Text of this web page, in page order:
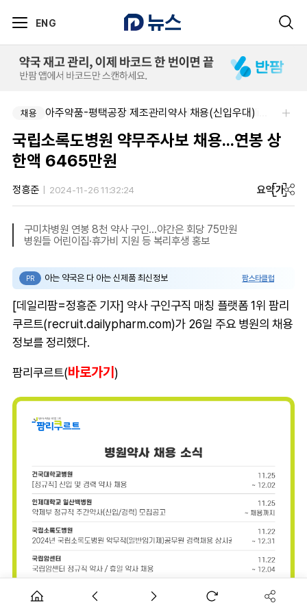
ENG
채용
채용 아주약품-평택공장 제조관리약사 채용(신입우대)
국립소록도병원 약무주사보 채용...연봉 상
한액 6465만원
정흥준 2024-11-26 11:32:24 요약가
구미차병원 연봉 8천 약사 구인...야간은 회당 75만원
병원들 어린이집·휴가비 지원 등 복리후생 홍보
PR 아는 약국은 다 아는 신제품 최신정보 팜스타클럽
[데일리팜=정흥준 기자] 약사 구인구직 매칭 플랫폼 1위 팜리
쿠르트(recruit.dailypharm.com)가 26일 주요 병원의 채용
정보를 정리했다.
팜리쿠르트(바로가기 )